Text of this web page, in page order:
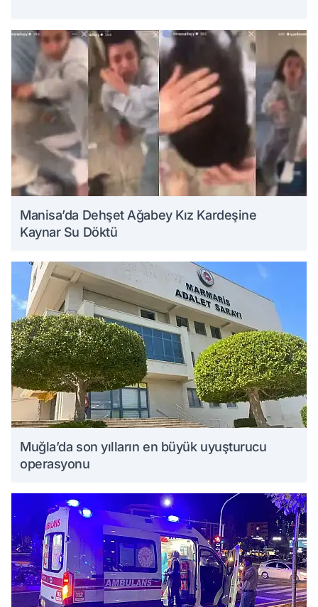
Manisa’da Dehşet Ağabey Kız Kardeşine
Kaynar Su Döktü
Muğla’da son yılların en büyük uyuşturucu
operasyonu